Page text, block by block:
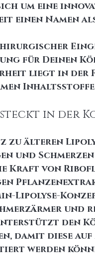
um eine
einen Namen
für Deinen
liegt in der
in der
zu älteren
und
Kraft von
Lipolyse-
und
den
damit diese
werden